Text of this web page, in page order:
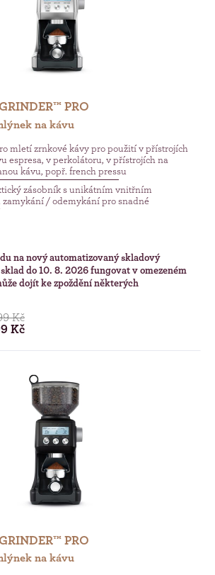
PRO
na kávu
mletí zrnkové kávy pro použití v přístrojích
espresa, v perkolátoru, v přístrojích na
kávu, popř. french pressu
zásobník s unikátním vnitřním
zamykání / odemykání pro snadné
na nový automatizovaný skladový
do 10. 8. 2026 fungovat v omezeném
dojít ke zpoždění některých
Kč
Kč
PRO
na kávu